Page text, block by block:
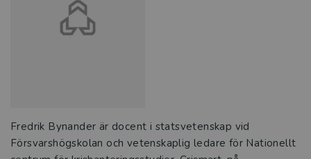
Fredrik Bynander är docent i statsvetenskap vid
Försvarshögskolan och vetenskaplig ledare för Nationellt